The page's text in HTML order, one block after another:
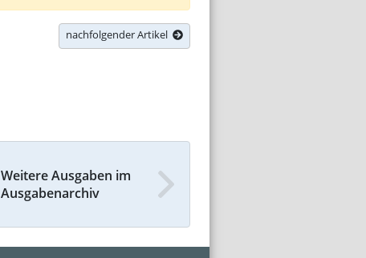
nachfolgender Artikel
Weitere Ausgaben im
Ausgabenarchiv